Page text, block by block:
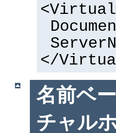
</
名前ベ
チャル